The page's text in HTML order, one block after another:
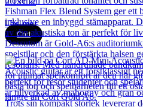
2 131kr
Läs mer
Cort